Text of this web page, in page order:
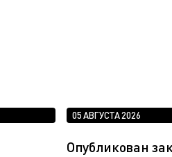
05 АВГУСТА 2026
Опубликован